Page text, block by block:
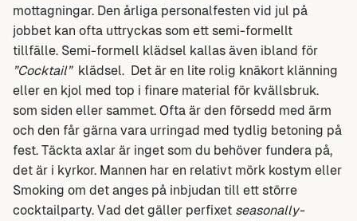
mottagningar. Den årliga personalfesten vid jul på
jobbet kan ofta uttryckas som ett semi-formellt
tillfälle. Semi-formell klädsel kallas även ibland för
”Cocktail” klädsel. Det är en lite rolig knäkort klänning
eller en kjol med top i finare material för kvällsbruk.
som siden eller sammet. Ofta är den försedd med ärm
och den får gärna vara urringad med tydlig betoning på
fest. Täckta axlar är inget som du behöver fundera på,
det är i kyrkor. Mannen har en relativt mörk kostym eller
Smoking om det anges på inbjudan till ett större
cocktailparty. Vad det gäller perfixet seasonally-